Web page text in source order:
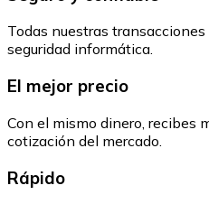
Todas nuestras
seguridad informática.
El mejor precio
Con el mismo dinero, recibes
cotización del mercado.
Rápido